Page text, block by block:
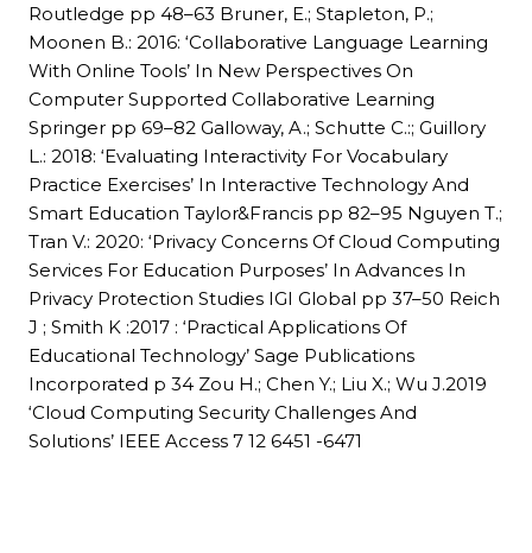
Routledge pp 48–63 Bruner, E.; Stapleton, P.;
Moonen B.: 2016: ‘Collaborative Language Learning
With Online Tools’ In New Perspectives On
Computer Supported Collaborative Learning
Springer pp 69–82 Galloway, A.; Schutte C.:; Guillory
L.: 2018: ‘Evaluating Interactivity For Vocabulary
Practice Exercises’ In Interactive Technology And
Smart Education Taylor&Francis pp 82–95 Nguyen T.;
Tran V.: 2020: ‘Privacy Concerns Of Cloud Computing
Services For Education Purposes’ In Advances In
Privacy Protection Studies IGI Global pp 37–50 Reich
J ; Smith K :2017 : ‘Practical Applications Of
Educational Technology’ Sage Publications
Incorporated p 34 Zou H.; Chen Y.; Liu X.; Wu J.2019
‘Cloud Computing Security Challenges And
Solutions’ IEEE Access 7 12 6451 -6471